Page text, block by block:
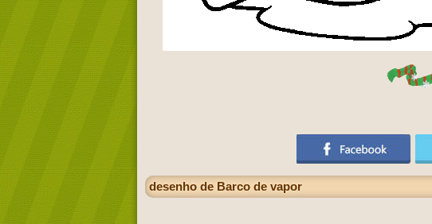
desenho de Barco de vapor